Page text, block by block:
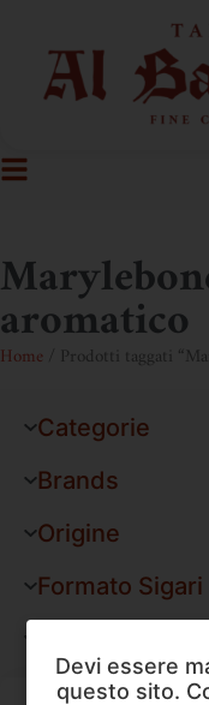
aromatico
Home / Prodotti taggati
Categorie
Brands
Origine
Formato Sigari
Devi essere
questo sito.